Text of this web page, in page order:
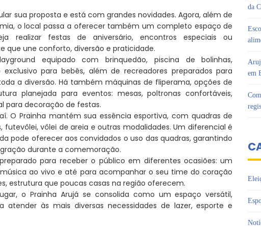
sua proposta e está com grandes novidades. Agora, além de
o local passa a oferecer também um completo espaço de
realizar festas de aniversário, encontros especiais ou
que une conforto, diversão e praticidade.
equipado com brinquedão, piscina de bolinhas,
para bebês, além de recreadores preparados para
a diversão. Há também máquinas de fliperama, opções de
planejada para eventos: mesas, poltronas confortáveis,
para decoração de festas.
O Prainha mantém sua essência esportiva, com quadras de
vôlei de areia e outras modalidades. Um diferencial é
pode oferecer aos convidados o uso das quadras, garantindo
durante a comemoração.
para receber o público em diferentes ocasiões: um
ao vivo e até para acompanhar o seu time do coração
estrutura que poucas casas na região oferecem.
o Prainha Arujá se consolida como um espaço versátil,
às mais diversas necessidades de lazer, esporte e
da
em